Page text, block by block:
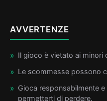
AVVERTENZE
Il gioco è vietato ai minori
Le scommesse possono
Gioca responsabilmente
permetterti di perdere.